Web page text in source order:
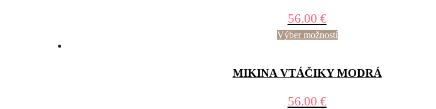
56.00 €
Výber možností
MIKINA VTÁČIKY MODRÁ
56.00 €